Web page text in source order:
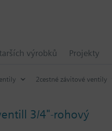
výrobků Projekty
2cestné závitové ventily
3/4"-rohový